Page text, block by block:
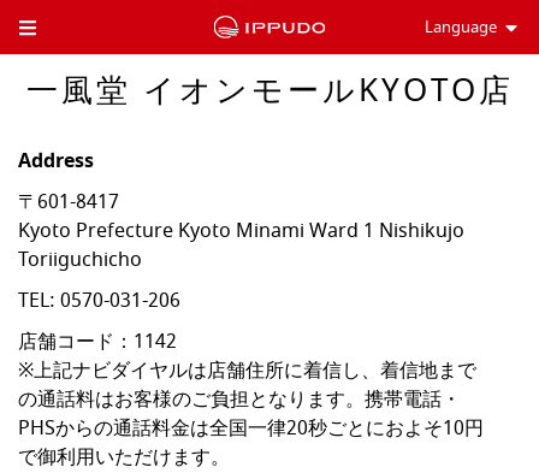
Toggle Header Menu Language
一風堂 イオンモールKYOTO店
Address
〒601-8417
Kyoto Prefecture Kyoto Minami Ward 1 Nishikujo
Toriiguchicho
TEL: 0570-031-206
店舗コード：1142
※上記ナビダイヤルは店舗住所に着信し、着信地まで
の通話料はお客様のご負担となります。携帯電話・
PHSからの通話料金は全国一律20秒ごとにおよそ10円
で御利用いただけます。